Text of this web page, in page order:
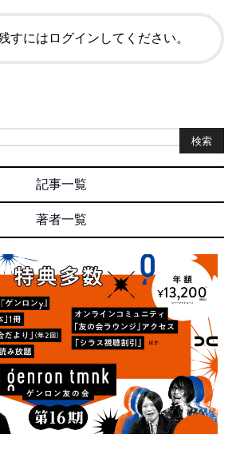
すにはログインしてください。
検索
記事一覧
著者一覧